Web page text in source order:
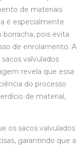
de materiais
é especialmente
pois evita
de enrolamento. A
valvulados
revela que essa
do processo
de material,
os sacos valvulados
garantindo que a